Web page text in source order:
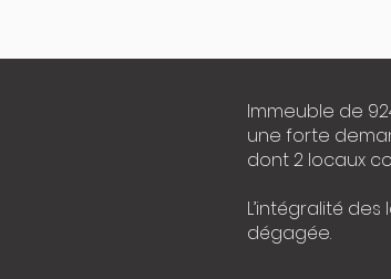
Immeuble de
une forte
dont 2 locaux
L’intégralité
dégagée.